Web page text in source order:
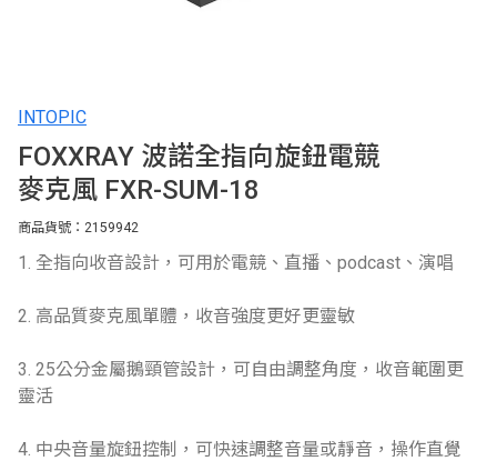
INTOPIC
FOXXRAY 波諾全指向旋鈕電競
麥克風 FXR-SUM-18
商品貨號：2159942
1. 全指向收音設計，可用於電競、直播、podcast、演唱
2. 高品質麥克風單體，收音強度更好更靈敏
3. 25公分金屬鵝頸管設計，可自由調整角度，收音範圍更
靈活
4. 中央音量旋鈕控制，可快速調整音量或靜音，操作直覺